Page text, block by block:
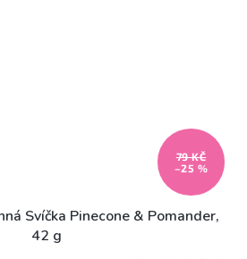
79 KČ
–25 %
Svíčka Pinecone & Pomander,
42 g